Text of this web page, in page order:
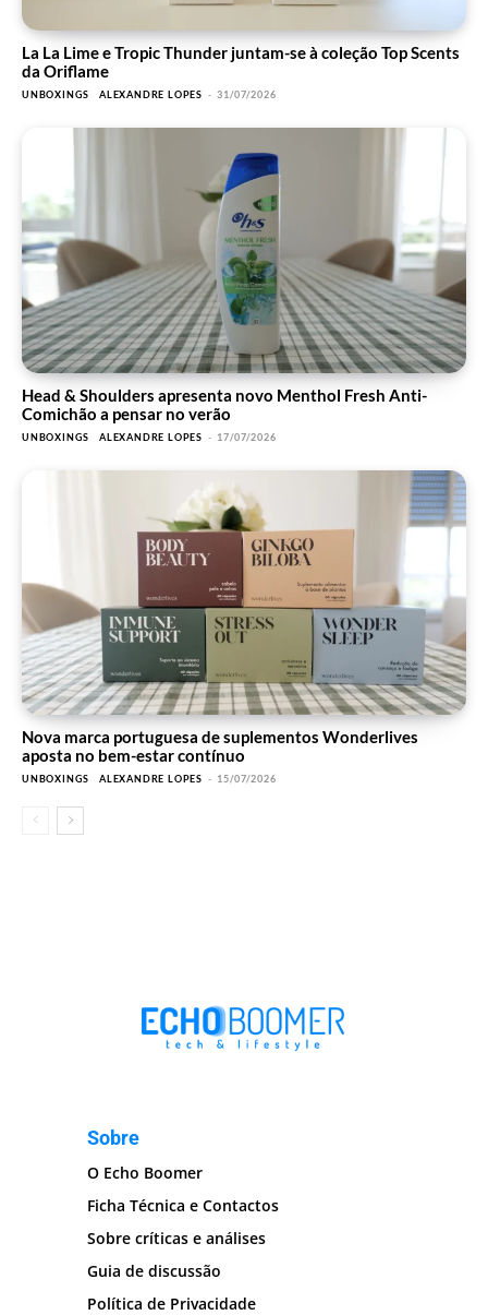
La La Lime e Tropic Thunder juntam-se à coleção Top Scents
da Oriflame
UNBOXINGS ALEXANDRE LOPES - 31/07/2026
Head & Shoulders apresenta novo Menthol Fresh Anti-
Comichão a pensar no verão
UNBOXINGS ALEXANDRE LOPES - 17/07/2026
Nova marca portuguesa de suplementos Wonderlives
aposta no bem-estar contínuo
UNBOXINGS ALEXANDRE LOPES - 15/07/2026
Sobre
O Echo Boomer
Ficha Técnica e Contactos
Sobre críticas e análises
Guia de discussão
Política de Privacidade